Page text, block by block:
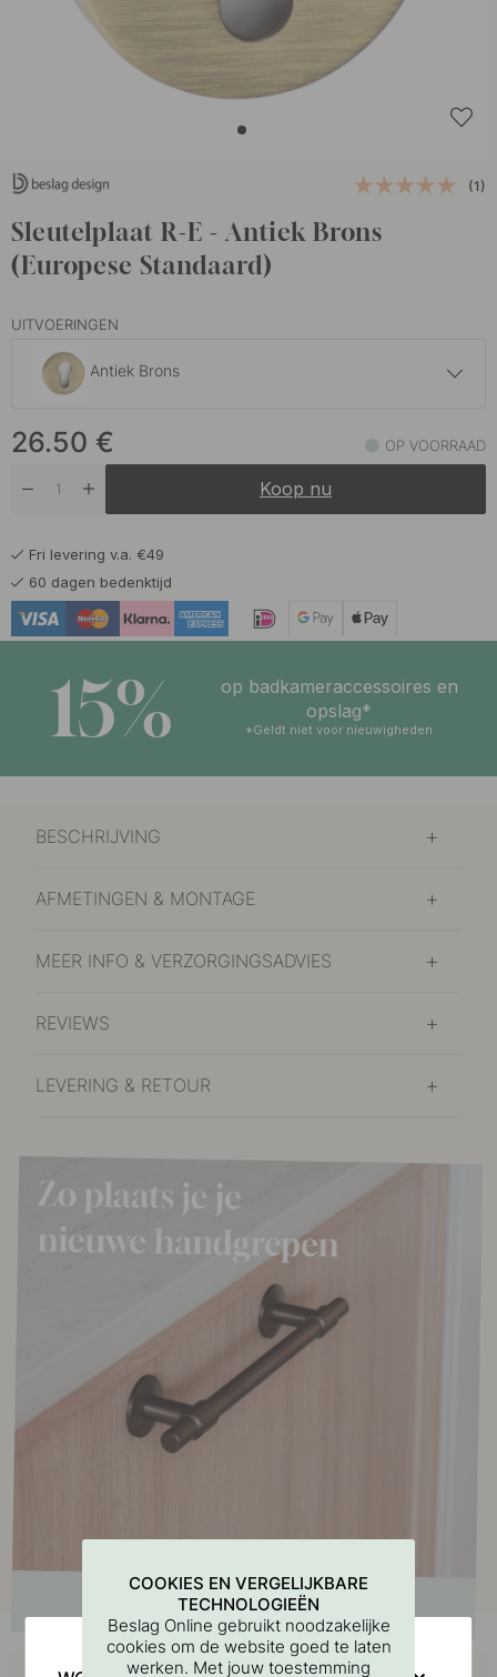
(1)
Sleutelplaat R-E - Antiek Brons
(Europese Standaard)
UITVOERINGEN
Antiek Brons
Geborsteld Messing Op voorraad
Op voorraad
Zwart
26.50 € OP VOORRAAD
Koop nu
Fri levering v.a. €49
60 dagen bedenktijd
15%
op badkameraccessoires en
opslag*
*Geldt niet voor nieuwigheden
BESCHRIJVING
AFMETINGEN & MONTAGE
MEER INFO & VERZORGINGSADVIES
REVIEWS
LEVERING & RETOUR
Koop samen met
COOKIES EN VERGELIJKBARE
TECHNOLOGIEËN
Beslag Online gebruikt noodzakelijke
cookies om de website goed te laten
werken. Met jouw toestemming